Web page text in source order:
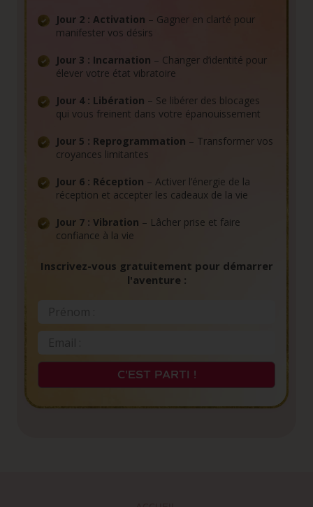
Jour 2 : Activation – Gagner en clarté pour
manifester vos désirs
Jour 3 : Incarnation – Changer d’identité pour
élever votre état vibratoire
Jour 4 : Libération – Se libérer des blocages
qui vous freinent dans votre épanouissement
Jour 5 : Reprogrammation – Transformer vos
croyances limitantes
Jour 6 : Réception – Activer l’énergie de la
réception et accepter les cadeaux de la vie
Jour 7 : Vibration – Lâcher prise et faire
confiance à la vie
Inscrivez-vous gratuitement pour démarrer
l'aventure :
C'EST PARTI !